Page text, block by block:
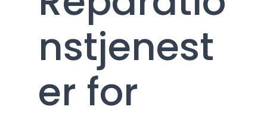
Ekspertløsninger til alle
typer uheldsskader
nstjenest
er for